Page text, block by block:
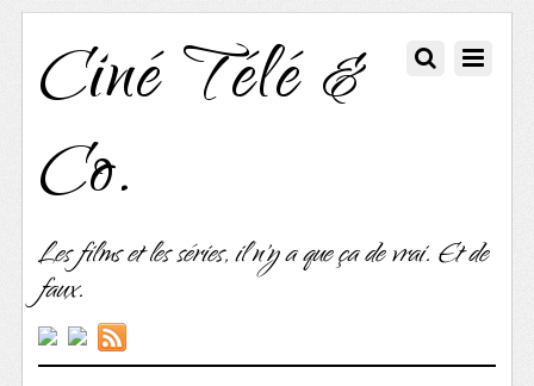
Ciné Télé &
Co.
Les films et les séries, il n'y a que ça de vrai. Et de
faux.